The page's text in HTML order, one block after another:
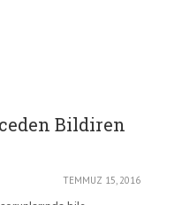
Bildiren
TEMMUZ 15, 2016